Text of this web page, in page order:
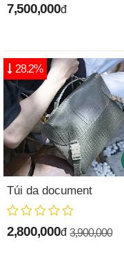
7,500,000đ
Túi da document
2,800,000đ 3,900,000
28.2%